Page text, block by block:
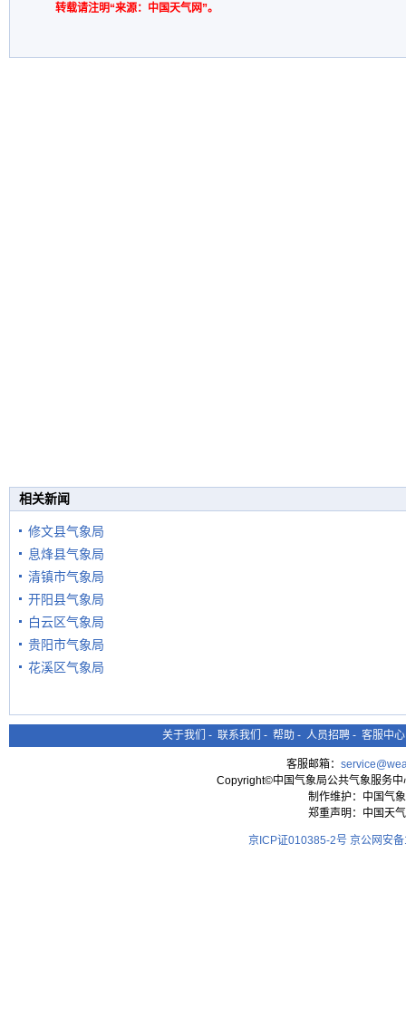
转载请注明“来源：中国天气网”。
相关新闻
修文县气象局
息烽县气象局
清镇市气象局
开阳县气象局
白云区气象局
贵阳市气象局
花溪区气象局
关于我们 - 联系我们 - 帮助 - 人员招聘 - 客服中心
客服邮箱：
Copyright©中国气象局公共气象服务
制作维护：中国气
郑重声明：中国天
京ICP证010385-2号 京公网安